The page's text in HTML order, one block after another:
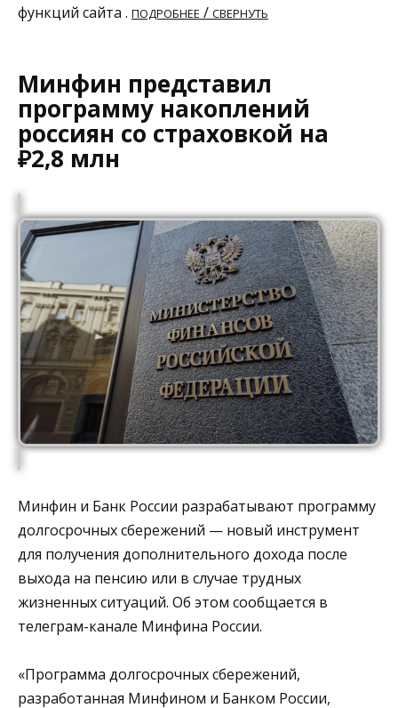
функций сайта . ПОДРОБНЕЕ / СВЕРНУТЬ
Минфин представил
программу накоплений
россиян со страховкой на
₽2,8 млн
Минфин и Банк России разрабатывают программу
долгосрочных сбережений — новый инструмент
для получения дополнительного дохода после
выхода на пенсию или в случае трудных
жизненных ситуаций. Об этом сообщается в
телеграм-канале Минфина России.
«Программа долгосрочных сбережений,
разработанная Минфином и Банком России,